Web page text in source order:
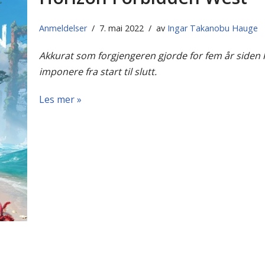
Anmeldelser 7. mai 2022 av Ingar Takanobu Hauge
Akkurat som forgjengeren gjorde for fem år
imponere fra start til slutt.
Les mer »